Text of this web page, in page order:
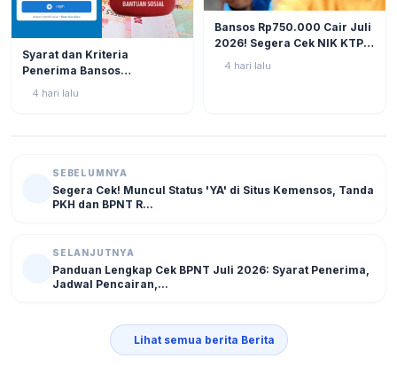
Syarat dan Kriteria
Penerima Bansos
4 hari lalu
Bansos Rp750.000 Cair Juli
2026! Segera Cek NIK KTP
4 hari lalu
SEBELUMNYA
Segera Cek! Muncul Status 'YA' di Situs Kemensos, Tanda
PKH dan BPNT R...
SELANJUTNYA
Panduan Lengkap Cek BPNT Juli 2026: Syarat Penerima,
Jadwal Pencairan,...
Lihat semua berita Berita